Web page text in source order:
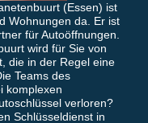
(Essen) ist
Wohnungen da. Er ist
für Autoöffnungen.
wird für Sie von
die in der Regel eine
Teams des
komplexen
verloren?
Schlüsseldienst in